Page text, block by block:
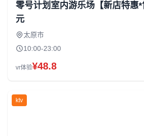
零号计划室内游乐场【新店特惠
元
太原市
10:00-23:00
vr体验¥48.8
ktv